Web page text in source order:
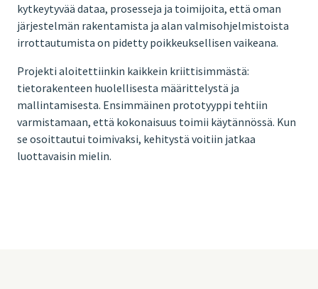
kytkeytyvää dataa, prosesseja ja toimijoita, että oman
järjestelmän rakentamista ja alan valmisohjelmistoista
irrottautumista on pidetty poikkeuksellisen vaikeana.
Projekti aloitettiinkin kaikkein kriittisimmästä:
tietorakenteen huolellisesta määrittelystä ja
mallintamisesta. Ensimmäinen prototyyppi tehtiin
varmistamaan, että kokonaisuus toimii käytännössä. Kun
se osoittautui toimivaksi, kehitystä voitiin jatkaa
luottavaisin mielin.